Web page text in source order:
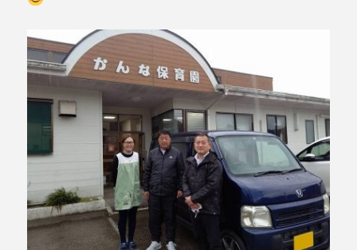
b
o
o
k